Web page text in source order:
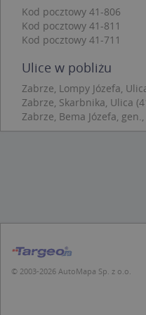
Kod pocztowy 41-806
Kod pocztowy 41-811
Kod pocztowy 41-711
Ulice w pobliżu
Zabrze, Lompy Józefa,
Zabrze, Skarbnika, Ulica
Zabrze, Bema Józefa,
© 2003-2026 AutoMapa Sp. z o.o.
Funkcjonalność
Niezbędne pliki cookie
podstawowych funkcji
Bez niezbędnych
prawidłowo korzystać
Nazwa
APPSESSID